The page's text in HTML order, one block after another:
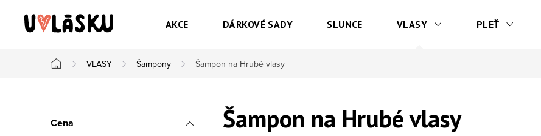
AKCE DÁRKOVÉ SADY SLUNCE VLASY PLEŤ
Domů
VLASY Šampony Šampon na Hrubé vlasy
Postranní panel
Cena Šampon na Hrubé vlasy